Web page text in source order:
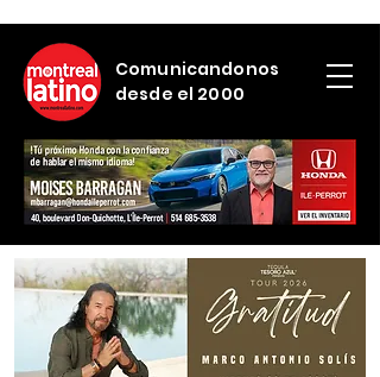
Comunicandonos
desde el 2000